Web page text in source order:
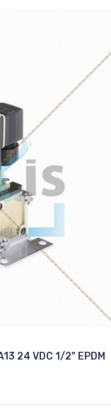
24 VDC 1/2" EPDM